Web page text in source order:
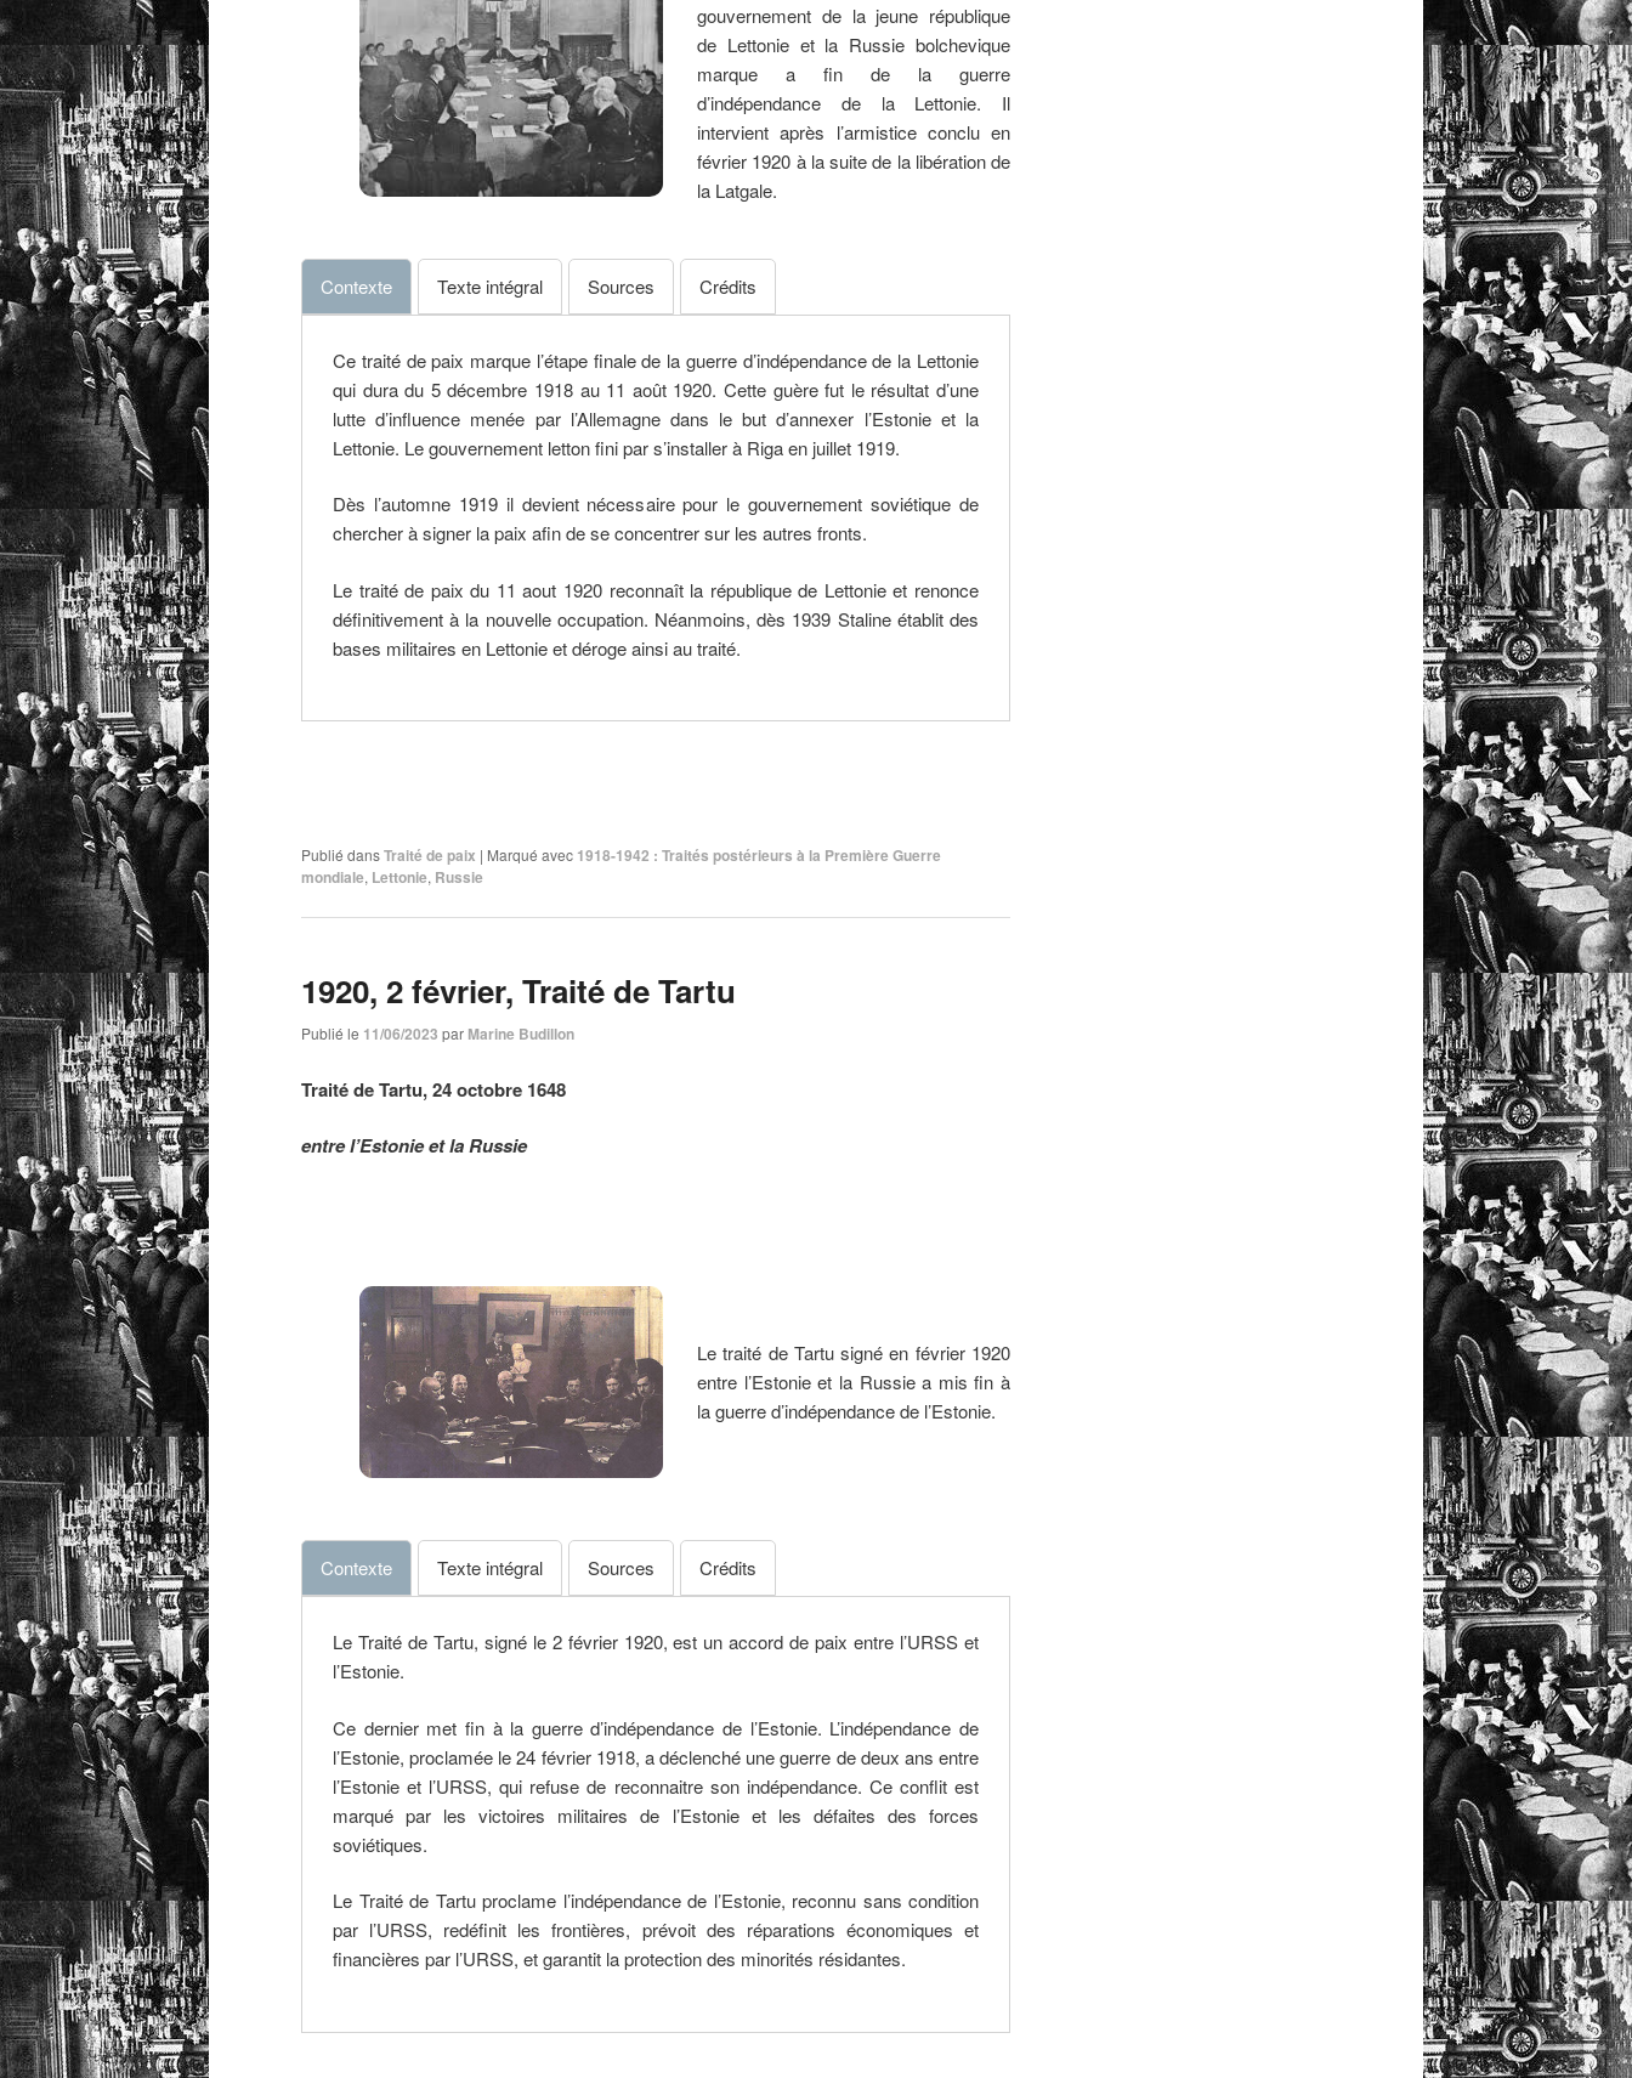
gouvernement de la jeune république
de Lettonie et la Russie bolchevique
marque a fin de la guerre
d’indépendance de la Lettonie. Il
intervient après l’armistice conclu en
février 1920 à la suite de la libération de
la Latgale.
Contexte Texte intégral Sources Crédits
Ce traité de paix marque l’étape finale de la guerre d’indépendance de la Lettonie
qui dura du 5 décembre 1918 au 11 août 1920. Cette guère fut le résultat d’une
lutte d’influence menée par l’Allemagne dans le but d’annexer l’Estonie et la
Lettonie. Le gouvernement letton fini par s’installer à Riga en juillet 1919.
Dès l’automne 1919 il devient nécessaire pour le gouvernement soviétique de
chercher à signer la paix afin de se concentrer sur les autres fronts.
Le traité de paix du 11 aout 1920 reconnaît la république de Lettonie et renonce
définitivement à la nouvelle occupation. Néanmoins, dès 1939 Staline établit des
bases militaires en Lettonie et déroge ainsi au traité.
Publié dansTraité de paix | Marqué avec 1918-1942 : Traités postérieurs à la Première Guerre
mondiale, Lettonie, Russie
1920, 2 février, Traité de Tartu
Publié le 11/06/2023 par Marine Budillon
Traité de Tartu, 24 octobre 1648
entre l’Estonie et la Russie
Le traité de Tartu signé en février 1920
entre l’Estonie et la Russie a mis fin à
la guerre d’indépendance de l’Estonie.
Contexte Texte intégral Sources Crédits
Le Traité de Tartu, signé le 2 février 1920, est un accord de paix entre l’URSS et
l’Estonie.
Ce dernier met fin à la guerre d’indépendance de l’Estonie. L’indépendance de
l’Estonie, proclamée le 24 février 1918, a déclenché une guerre de deux ans entre
l’Estonie et l’URSS, qui refuse de reconnaitre son indépendance. Ce conflit est
marqué par les victoires militaires de l’Estonie et les défaites des forces
soviétiques.
Le Traité de Tartu proclame l’indépendance de l’Estonie, reconnu sans condition
par l’URSS, redéfinit les frontières, prévoit des réparations économiques et
financières par l’URSS, et garantit la protection des minorités résidantes.